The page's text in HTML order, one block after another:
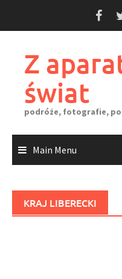
Z
świat
podróże, fotografie,
Main Menu
KRAJ LIBERECKI